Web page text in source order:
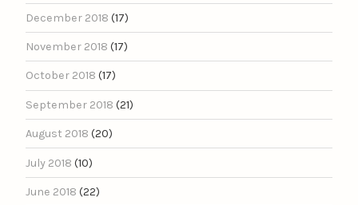
December 2018 (17)
November 2018 (17)
October 2018 (17)
September 2018 (21)
August 2018 (20)
July 2018 (10)
June 2018 (22)